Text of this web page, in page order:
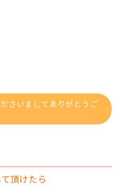
さいましてありがとうご
頂けたら